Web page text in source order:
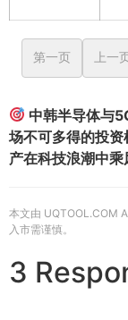
第一页 上一
中韩半导体与
场不可多得的投
产在科技浪潮中乘
本文由 UQTOOL.COM
入市需谨慎。
3